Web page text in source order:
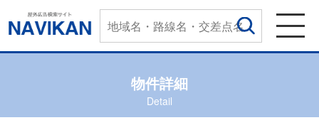
物件詳細
Detail